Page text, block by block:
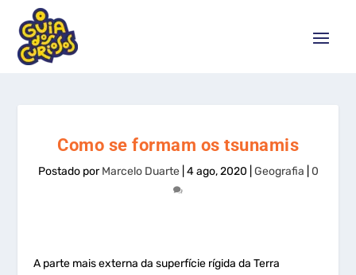
Como se formam os tsunamis
Postado porMarcelo Duarte| 4 ago, 2020 Geografia 0
A parte mais externa da superfície rígida da Terra